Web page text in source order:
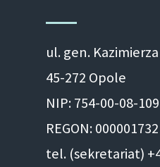
ul. gen.
45-272 Opole
NIP: 754-00-08-109
REGON: 000001732
tel. (sekretariat)